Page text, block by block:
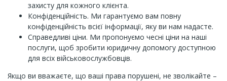
захисту для кожного клієнта.
Конфіденційність. Ми гарантуємо вам повну
конфіденційність всієї інформації, яку ви нам надасте.
Справедливі ціни. Ми пропонуємо чесні ціни на наші
послуги, щоб зробити юридичну допомогу доступною
для всіх військовослужбовців.
Якщо ви вважаєте, що ваші права порушені, не зволікайте –